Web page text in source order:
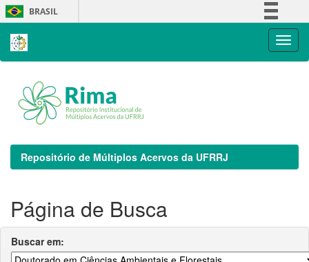
Skip
navigation
BRASIL
Repositório de Múltiplos Acervos da UFRRJ
Página de Busca
Buscar em: